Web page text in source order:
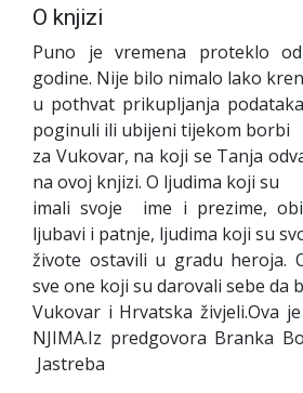
O knjizi
Puno je vremena proteklo
godine. Nije bilo nimalo lako
u pothvat prikupljanja
poginuli ili ubijeni tijekom borbi
za Vukovar, na koji se Tanja
na ovoj knjizi. O ljudima koji su
imali svoje ime i prezime,
ljubavi i patnje, ljudima koji su
živote ostavili u gradu heroja.
sve one koji su darovali sebe da
Vukovar i Hrvatska živjeli.Ova
NJIMA.Iz predgovora Branka
Jastreba